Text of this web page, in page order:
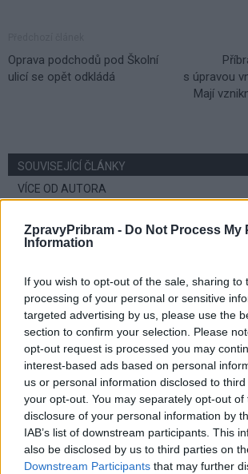
ZpravyPribram - Do Not Process My
Information
If you wish to opt-out of the sale, sharing to
processing of your personal or sensitive
targeted advertising by us, please use the
section to confirm your selection. Please
opt-out request is processed you may
interest-based ads based on personal
us or personal information disclosed to
your opt-out. You may separately opt-out of
disclosure of your personal information by
IAB’s list of downstream participants. This
also be disclosed by us to third parties on
Downstream Participants that may further
Oprava podchodů pod Školní
ulicí se opět odkládá
s úpravou
Mají
SOUVISEJÍCÍ ČLÁNKY
VÍCE OD AUTORA
Festival hudby na
Krimi
Vykradených aut na
Policie připomíná: Auto
Krimi
Každý sedmý řidič měl
při víkendové akci na
30 přestupků